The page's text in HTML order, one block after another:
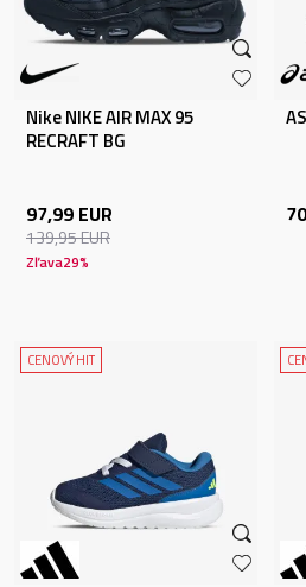
Nike NIKE AIR MAX 95
RECRAFT BG
97,99 EUR
139,95EUR
Zľava29%
CENOVÝ HIT